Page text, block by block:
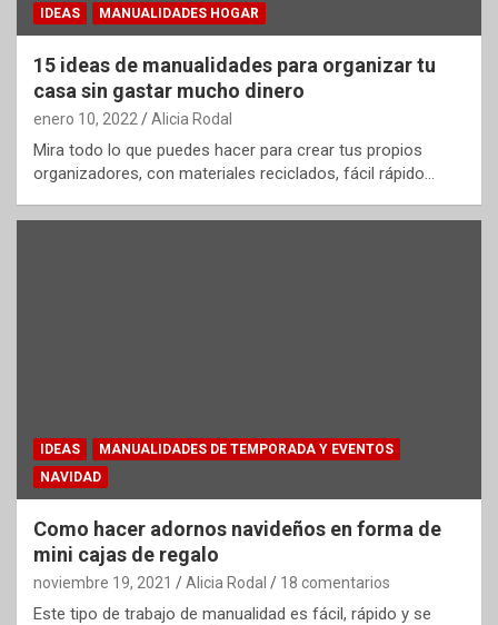
IDEAS MANUALIDADES HOGAR
15 ideas de manualidades para organizar tu
casa sin gastar mucho dinero
enero 10, 2022 Alicia Rodal
Mira todo lo que puedes hacer para crear tus propios
organizadores, con materiales reciclados, fácil rápido…
IDEAS
MANUALIDADES DE TEMPORADA Y EVENTOS
NAVIDAD
Como hacer adornos navideños en forma de
mini cajas de regalo
noviembre 19, 2021 Alicia Rodal 18 comentarios
Este tipo de trabajo de manualidad es fácil, rápido y se